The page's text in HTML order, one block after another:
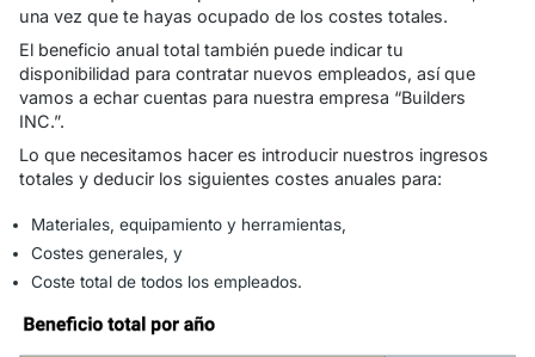
una vez que te hayas ocupado de los costes totales.
El beneficio anual total también puede indicar tu
disponibilidad para contratar nuevos empleados, así que
vamos a echar cuentas para nuestra empresa “Builders
INC.”.
Lo que necesitamos hacer es introducir nuestros ingresos
totales y deducir los siguientes costes anuales para:
Materiales, equipamiento y herramientas,
Costes generales, y
Coste total de todos los empleados.